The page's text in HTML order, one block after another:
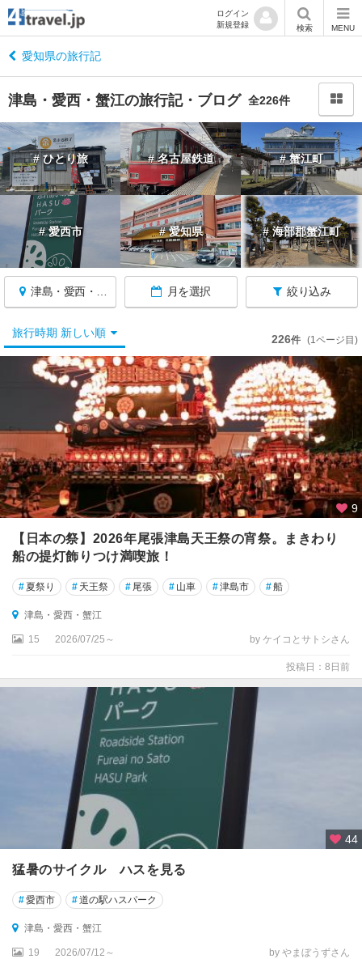
ログイン
新規登録
検索 MENU
愛知県の旅行記
津島・愛西・蟹江の旅行記・ブログ 全226件
# ひとり旅 # 名古屋鉄道 # 蟹江町
# 愛西市 # 愛知県 # 海部郡蟹江町
津島・愛西・蟹江 月を選択 絞り込み
愛
知
へ
戻
知
べ
て
一
宮
・
小
牧
・
山
春
井
井
稲
沢
・
清
旅行時期 新しい順 226件 (1ページ目)
9
【日本の祭】2026年尾張津島天王祭の宵祭。まきわり
船の提灯飾りつけ満喫旅！
#夏祭り # 天王祭 # 尾張 # 山車 #津島市 #船
津島・愛西・蟹江
15 2026/07/25～ by ケイコとサトシさん
投稿日：8日前
44
猛暑のサイクル ハスを見る
#愛西市 #道の駅ハスパーク
津島・愛西・蟹江
19 2026/07/12～ by やまぼうずさん